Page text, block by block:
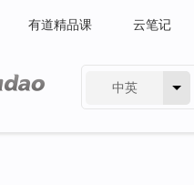
有道精品课 云笔记
中英